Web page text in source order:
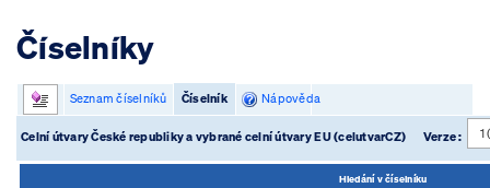
Číselníky
Seznam číselníků Číselník Nápověda
Celní útvary České republiky a vybrané celní útvary EU (celutvarCZ) Verze :
Hledání v číselníku